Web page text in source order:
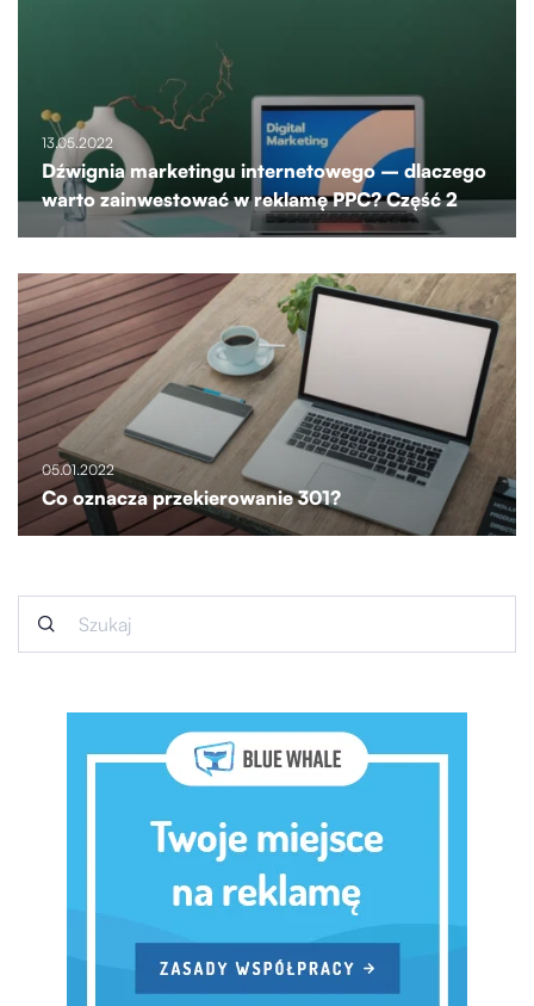
13.05.2022
Dźwignia marketingu internetowego – dlaczego
warto zainwestować w reklamę PPC? Część 2
05.01.2022
Co oznacza przekierowanie 301?